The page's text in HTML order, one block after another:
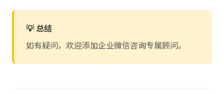
💡 总结
如有疑问，欢迎添加企业微信咨询专属顾问。